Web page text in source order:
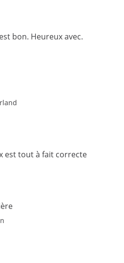
bon. Heureux avec.
est tout à fait correcte